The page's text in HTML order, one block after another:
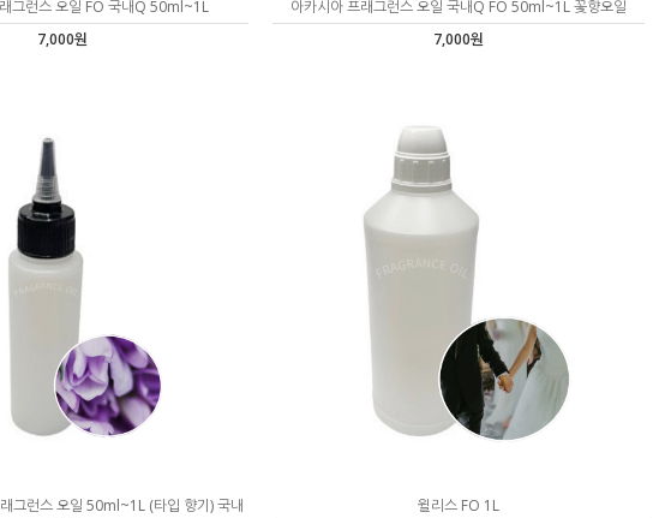
그런스 오일 FO 국내Q 50ml~1L
7,000원
아카시아 프래그런스 오일 국내Q FO 50ml~1L 꽃향오일
7,000원
그런스 오일 50ml~1L (타입 향기) 국내
윌리스 FO 1L